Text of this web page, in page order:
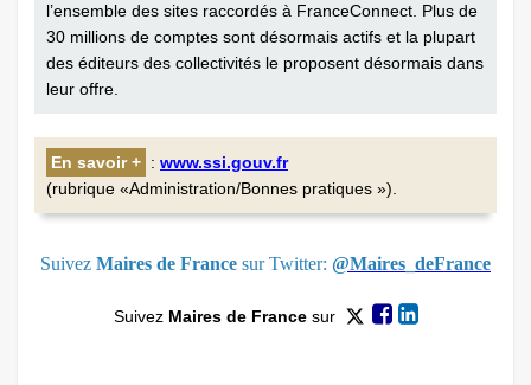
l’ensemble des sites raccordés à FranceConnect. Plus de
30 millions de comptes sont désormais actifs et la plupart
des éditeurs des collectivités le proposent désormais dans
leur offre.
En savoir + : www.ssi.gouv.fr
(rubrique «Administration/Bonnes pratiques »).
Suivez Maires de France sur Twitter: @Maires_deFrance
Suivez Maires de Francesur